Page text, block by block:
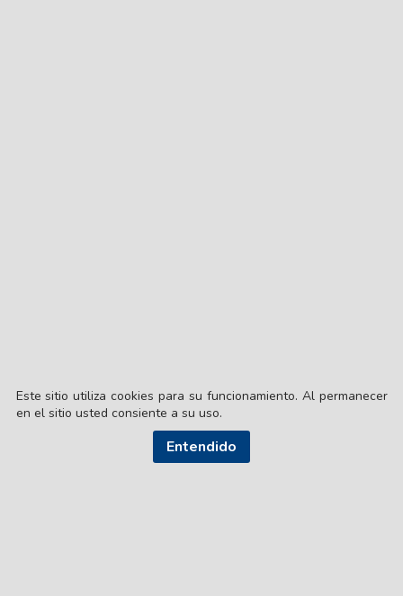
Este sitio utiliza cookies para su funcionamiento. Al permanecer
en el sitio usted consiente a su uso.
Entendido